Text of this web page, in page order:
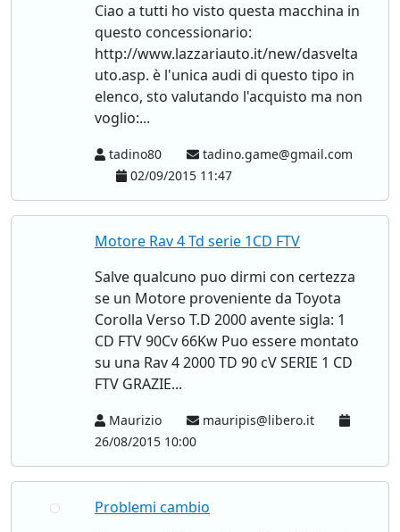
Ciao a tutti ho visto questa macchina in
questo concessionario:
http://www.lazzariauto.it/new/dasvelta
uto.asp. è l'unica audi di questo tipo in
elenco, sto valutando l'acquisto ma non
voglio:...
tadino80
tadino.game@gmail.com
02/09/2015 11:47
Motore Rav 4 Td serie 1CD FTV
Salve qualcuno puo dirmi con certezza
se un Motore proveniente da Toyota
Corolla Verso T.D 2000 avente sigla: 1
CD FTV 90Cv 66Kw Puo essere montato
su una Rav 4 2000 TD 90 cV SERIE 1 CD
FTV GRAZIE...
Maurizio
mauripis@libero.it
26/08/2015 10:00
Problemi cambio